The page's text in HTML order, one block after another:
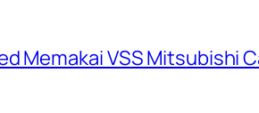
Memakai VSS Mitsubishi